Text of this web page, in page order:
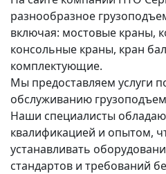
разнообразное
включая: мостовые краны,
консольные краны, кран
комплектующие.
Мы предоставляем услуги
обслуживанию
Наши специалисты
квалификацией и опытом,
устанавливать
стандартов и требований